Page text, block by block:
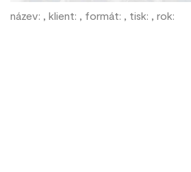
název: , klient: , formát: , tisk: , rok: